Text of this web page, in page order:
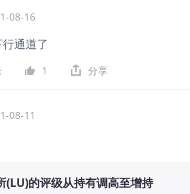
08-16
通道了
1 分享
08-11
(LU)的评级从持有调高至增持